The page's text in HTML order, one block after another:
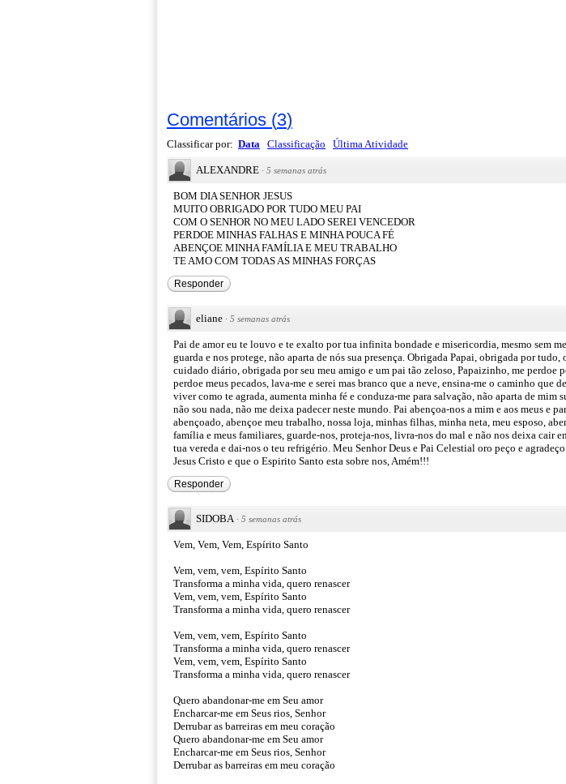
Comentários (3)
Classificar por: Data Classificação Última Atividade
ALEXANDRE · 5 semanas atrás
BOM DIA SENHOR JESUS
MUITO OBRIGADO POR TUDO MEU PAI
COM O SENHOR NO MEU LADO SEREI VENCEDOR
PERDOE MINHAS FALHAS E MINHA POUCA FÉ
ABENÇOE MINHA FAMÍLIA E MEU TRABALHO
TE AMO COM TODAS AS MINHAS FORÇAS
Responder
eliane · 5 semanas atrás
Pai de amor eu te louvo e te exalto por tua infinita bondade e misericordia, mesmo sem
guarda e nos protege, não aparta de nós sua presença. Obrigada Papai, obrigada por tudo,
cuidado diário, obrigada por seu meu amigo e um pai tão zeloso, Papaizinho, me perdoe
perdoe meus pecados, lava-me e serei mas branco que a neve, ensina-me o caminho que
viver como te agrada, aumenta minha fé e conduza-me para salvação, não aparta de mim
não sou nada, não me deixa padecer neste mundo. Pai abençoa-nos a mim e aos meus e
abençoado, abençoe meu trabalho, nossa loja, minhas filhas, minha neta, meu esposo,
família e meus familiares, guarde-nos, proteja-nos, livra-nos do mal e não nos deixa cair
tua vereda e dai-nos o teu refrigério. Meu Senhor Deus e Pai Celestial oro peço e
Jesus Cristo e que o Espirito Santo esta sobre nos, Amém!!!
Responder
SIDOBA · 5 semanas atrás
Vem, Vem, Vem, Espírito Santo
Vem, vem, vem, Espírito Santo
Transforma a minha vida, quero renascer
Vem, vem, vem, Espírito Santo
Transforma a minha vida, quero renascer
Vem, vem, vem, Espírito Santo
Transforma a minha vida, quero renascer
Vem, vem, vem, Espírito Santo
Transforma a minha vida, quero renascer
Quero abandonar-me em Seu amor
Encharcar-me em Seus rios, Senhor
Derrubar as barreiras em meu coração
Quero abandonar-me em Seu amor
Encharcar-me em Seus rios, Senhor
Derrubar as barreiras em meu coração